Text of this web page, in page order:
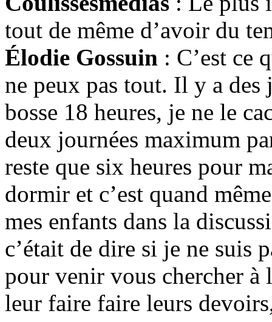
tout de même d’avoir du
Élodie Gossuin : C’est ce
ne peux pas tout. Il y a
bosse 18 heures, je ne le
deux journées maximum
reste que six heures pour
dormir et c’est quand
mes enfants dans la
c’était de dire si je ne suis
pour venir vous chercher à
leur faire faire leurs